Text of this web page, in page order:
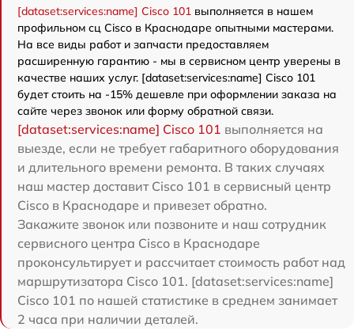
[dataset:services:name] Cisco 101 выполняется в нашем
профильном сц Cisco в Краснодаре опытными мастерами.
На все виды работ и запчасти предоставляем
расширенную гарантию - мы в сервисном центр уверены в
качестве наших услуг. [dataset:services:name] Cisco 101
будет стоить на -15% дешевле при оформлении заказа на
сайте через звонок или форму обратной связи.
[dataset:services:name] Cisco 101 выполняется на
выезде, если не требует габаритного оборудования
и длительного времени ремонта. В таких случаях
наш мастер доставит Cisco 101 в сервисный центр
Cisco в Краснодаре и привезет обратно.
Закажите звонок или позвоните и наш сотрудник
сервисного центра Cisco в Краснодаре
проконсультирует и рассчитает стоимость работ над
маршрутизатора Cisco 101. [dataset:services:name]
Cisco 101 по нашей статистике в среднем занимает
2 часа при наличии деталей.